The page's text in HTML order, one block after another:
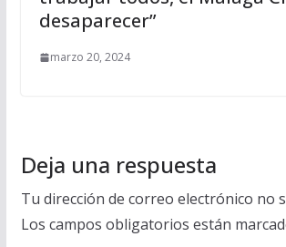
desaparecer”
marzo 20, 2024
Deja una respuesta
Tu dirección de correo electrónico no
Los campos obligatorios están